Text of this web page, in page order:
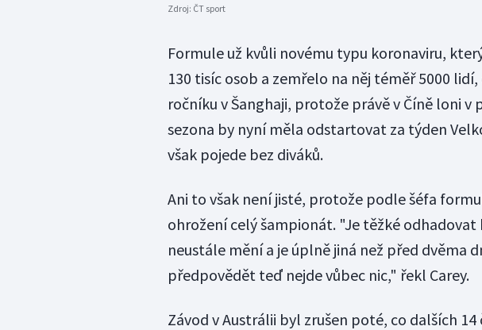
Zdroj: ČT sport
Formule už kvůli novému typu koronaviru,
130 tisíc osob a zemřelo na něj téměř 5000
ročníku v Šanghaji, protože právě v Číně loni v
sezona by nyní měla odstartovat za týden
však pojede bez diváků.
Ani to však není jisté, protože podle šéfa
ohrožení celý šampionát. "Je těžké odhadovat
neustále mění a je úplně jiná než před dvěma
předpovědět teď nejde vůbec nic," řekl Carey.
Závod v Austrálii byl zrušen poté, co dalších